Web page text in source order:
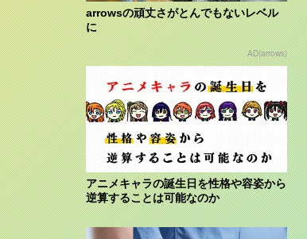
arrowsの頑丈さがとんでもないレベル
に
AD(arrows)
アニメキャラの誕生日を性格や容姿から
逆算することは可能なのか